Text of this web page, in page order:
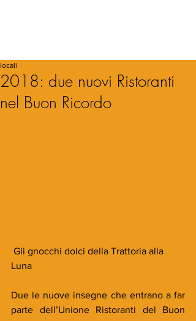
2018: due nuovi Ristoranti
nel Buon Ricordo
locali
Luna
Due le nuove insegne che entrano a far
parte dell’Unione Ristoranti del Buon